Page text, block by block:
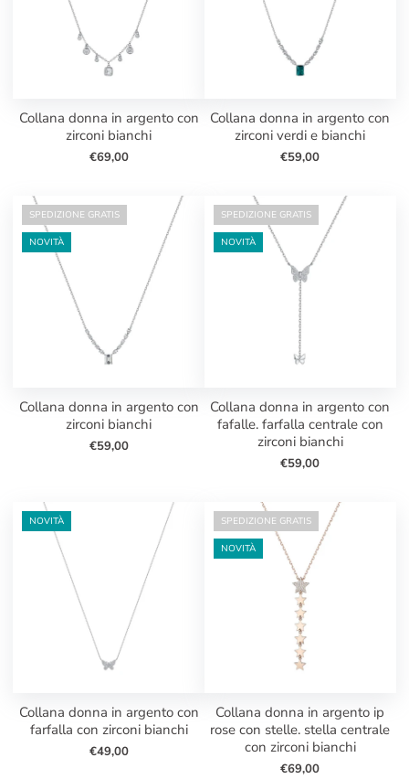
collana donna in argento con
zirconi bianchi
€69,00
collana donna in argento con
zirconi verdi e bianchi
€59,00
SPEDIZIONE GRATIS
NOVITÀ
collana donna in argento con
zirconi bianchi
€59,00
SPEDIZIONE GRATIS
NOVITÀ
collana donna in argento con
fafalle. farfalla centrale con
zirconi bianchi
€59,00
NOVITÀ
collana donna in argento con
farfalla con zirconi bianchi
€49,00
SPEDIZIONE GRATIS
NOVITÀ
collana donna in argento ip
rose con stelle. stella centrale
con zirconi bianchi
€69,00